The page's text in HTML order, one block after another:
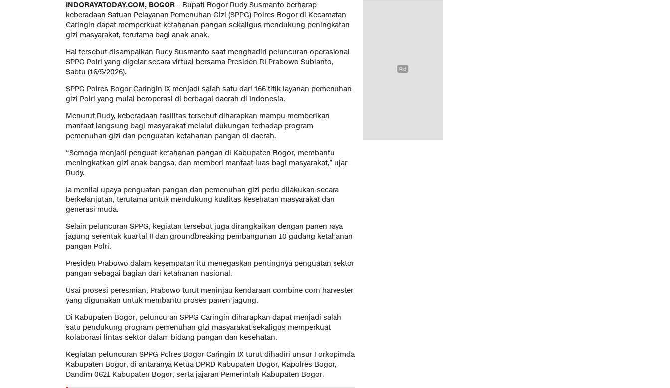
INDORAYATODAY.COM, BOGOR – Bupati Bogor Rudy Susmanto berharap
keberadaan Satuan Pelayanan Pemenuhan Gizi (SPPG) Polres Bogor di Kecamatan
Caringin dapat memperkuat ketahanan pangan sekaligus mendukung peningkatan
gizi masyarakat, terutama bagi anak-anak.
Hal tersebut disampaikan Rudy Susmanto saat menghadiri peluncuran operasional
SPPG Polri yang digelar secara virtual bersama Presiden RI Prabowo Subianto,
Sabtu (16/5/2026).
SPPG Polres Bogor Caringin IX menjadi salah satu dari 166 titik layanan pemenuhan
gizi Polri yang mulai beroperasi di berbagai daerah di Indonesia.
Menurut Rudy, keberadaan fasilitas tersebut diharapkan mampu memberikan
manfaat langsung bagi masyarakat melalui dukungan terhadap program
pemenuhan gizi dan penguatan ketahanan pangan di daerah.
“Semoga menjadi penguat ketahanan pangan di Kabupaten Bogor, membantu
meningkatkan gizi anak bangsa, dan memberi manfaat luas bagi masyarakat,” ujar
Rudy.
Ia menilai upaya penguatan pangan dan pemenuhan gizi perlu dilakukan secara
berkelanjutan, terutama untuk mendukung kualitas kesehatan masyarakat dan
generasi muda.
Selain peluncuran SPPG, kegiatan tersebut juga dirangkaikan dengan panen raya
jagung serentak kuartal II dan groundbreaking pembangunan 10 gudang ketahanan
pangan Polri.
Presiden Prabowo dalam kesempatan itu menegaskan pentingnya penguatan sektor
pangan sebagai bagian dari ketahanan nasional.
Usai prosesi peresmian, Prabowo turut meninjau kendaraan combine corn harvester
yang digunakan untuk membantu proses panen jagung.
Di Kabupaten Bogor, peluncuran SPPG Caringin diharapkan dapat menjadi salah
satu pendukung program pemenuhan gizi masyarakat sekaligus memperkuat
kolaborasi lintas sektor dalam bidang pangan dan kesehatan.
Kegiatan peluncuran SPPG Polres Bogor Caringin IX turut dihadiri unsur Forkopimda
Kabupaten Bogor, di antaranya Ketua DPRD Kabupaten Bogor, Kapolres Bogor,
Dandim 0621 Kabupaten Bogor, serta jajaran Pemerintah Kabupaten Bogor.